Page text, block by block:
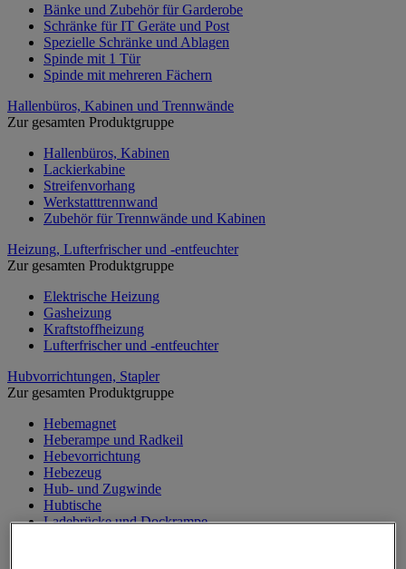
Bänke und Zubehör für Garderobe
Schränke für IT Geräte und Post
Spezielle Schränke und Ablagen
Spinde mit 1 Tür
Spinde mit mehreren Fächern
Hallenbüros, Kabinen und Trennwände
Zur gesamten Produktgruppe
Hallenbüros, Kabinen
Lackierkabine
Streifenvorhang
Werkstatttrennwand
Zubehör für Trennwände und Kabinen
Heizung, Lufterfrischer und -entfeuchter
Zur gesamten Produktgruppe
Elektrische Heizung
Gasheizung
Kraftstoffheizung
Lufterfrischer und -entfeuchter
Hubvorrichtungen, Stapler
Zur gesamten Produktgruppe
Hebemagnet
Heberampe und Radkeil
Hebevorrichtung
Hebezeug
Hub- und Zugwinde
Hubtische
Ladebrücke und Dockrampe